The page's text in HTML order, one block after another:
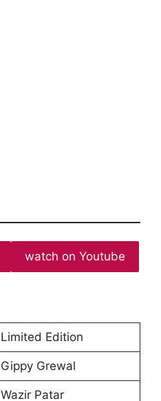
watch on Youtube
Limited Edition
Gippy Grewal
Wazir Patar